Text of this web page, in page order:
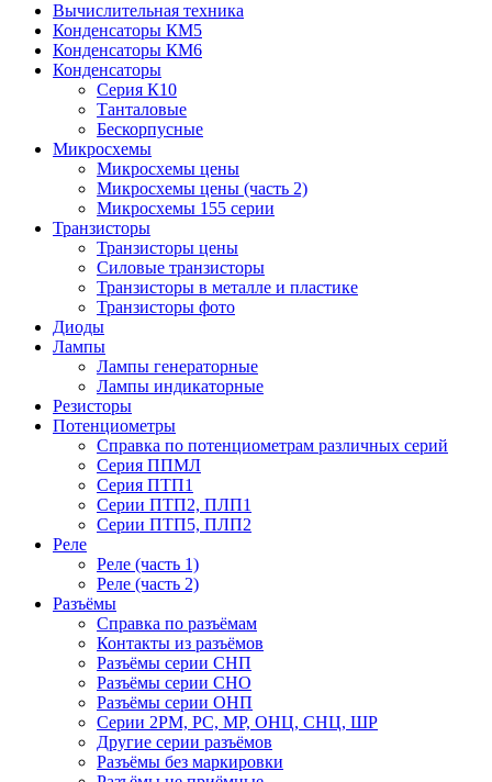
Вычислительная техника
Конденсаторы КМ5
Конденсаторы КМ6
Конденсаторы
Серия К10
Танталовые
Бескорпусные
Микросхемы
Микросхемы цены
Микросхемы цены (часть 2)
Микросхемы 155 серии
Транзисторы
Транзисторы цены
Силовые транзисторы
Транзисторы в металле и пластике
Транзисторы фото
Диоды
Лампы
Лампы генераторные
Лампы индикаторные
Резисторы
Потенциометры
Справка по потенциометрам различных серий
Серия ППМЛ
Серия ПТП1
Серии ПТП2, ПЛП1
Серии ПТП5, ПЛП2
Реле
Реле (часть 1)
Реле (часть 2)
Разъёмы
Справка по разъёмам
Контакты из разъёмов
Разъёмы серии СНП
Разъёмы серии СНО
Разъёмы серии ОНП
Серии 2РМ, РС, МР, ОНЦ, СНЦ, ШР
Другие серии разъёмов
Разъёмы без маркировки